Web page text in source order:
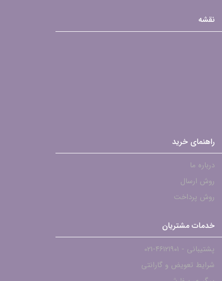
نقشه
راهنمای خرید
درباره ما
روش ارسال
روش پرداخت
خدمات مشتریان
پشتیبانی - ۴۶۱۲۱۹۰۱-021
شرایط تعویض و گارانتی